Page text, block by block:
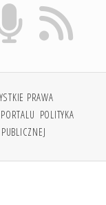
PRAWA
POLITYKA